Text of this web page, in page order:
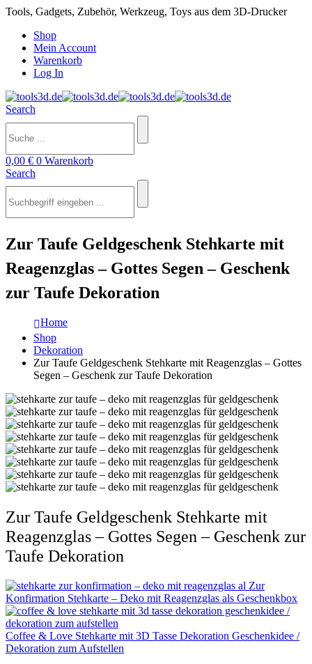
Tools, Gadgets, Zubehör, Werkzeug, Toys aus dem 3D-Drucker
Shop
Mein Account
Warenkorb
Log In
Search
0,00 € 0 Warenkorb
Search
Zur Taufe Geldgeschenk Stehkarte mit
Reagenzglas – Gottes Segen – Geschenk
zur Taufe Dekoration
Home
Shop
Dekoration
Zur Taufe Geldgeschenk Stehkarte mit Reagenzglas – Gottes
Segen – Geschenk zur Taufe Dekoration
Zur Taufe Geldgeschenk Stehkarte mit
Reagenzglas – Gottes Segen – Geschenk zur
Taufe Dekoration
Zur
Konfirmation Stehkarte – Deko mit Reagenzglas als Geschenkbox
Coffee & Love Stehkarte mit 3D Tasse Dekoration Geschenkidee /
Dekoration zum Aufstellen